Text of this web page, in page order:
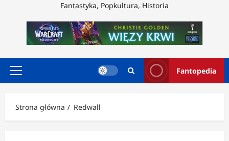
Fantastyka, Popkultura, Historia
Menu
Fantopedia
Strona główna Redwall